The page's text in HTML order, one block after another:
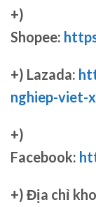
+)
Shopee:
+) Lazada:
nghiep-viet-
+)
Facebook:
+) Địa chỉ